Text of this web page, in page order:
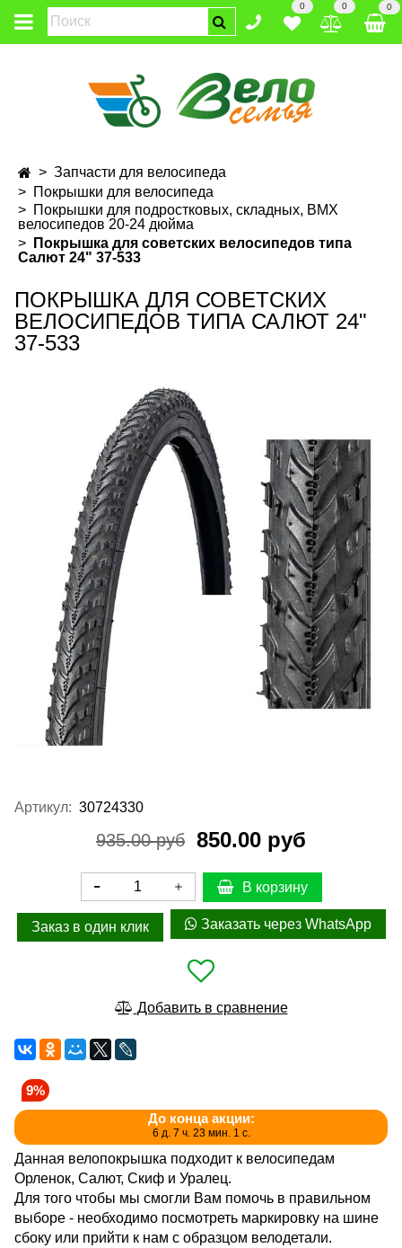
0 0 0
Запчасти для велосипеда
Покрышки для велосипеда
Покрышки для подростковых, складных, BMX
велосипедов 20-24 дюйма
Покрышка для советских велосипедов типа
Салют 24" 37-533
ПОКРЫШКА ДЛЯ СОВЕТСКИХ
ВЕЛОСИПЕДОВ ТИПА САЛЮТ 24"
37-533
Артикул: 30724330
935.00 руб 850.00 руб
В корзину
Заказ в один клик Заказать через WhatsApp
Добавить в сравнение
9%
До конца акции:
6 д. 7 ч. 23 мин. 1 с.
Данная велопокрышка подходит к велосипедам
Орленок, Салют, Скиф и Уралец.
Для того чтобы мы смогли Вам помочь в правильном
выборе - необходимо посмотреть маркировку на шине
сбоку или прийти к нам с образцом велодетали.